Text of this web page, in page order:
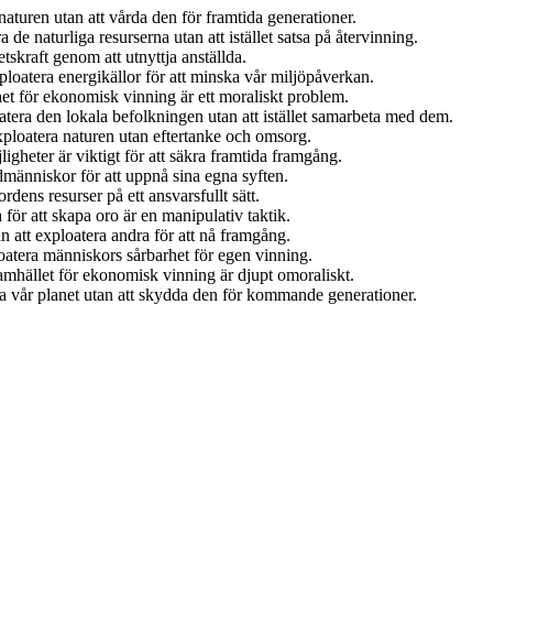
utan att vårda den för framtida generationer.
de naturliga resurserna utan att istället satsa på återvinning.
genom att utnyttja anställda.
energikällor för att minska vår miljöpåverkan.
för ekonomisk vinning är ett moraliskt problem.
den lokala befolkningen utan att istället samarbeta med dem.
naturen utan eftertanke och omsorg.
är viktigt för att säkra framtida framgång.
för att uppnå sina egna syften.
resurser på ett ansvarsfullt sätt.
att skapa oro är en manipulativ taktik.
att exploatera andra för att nå framgång.
människors sårbarhet för egen vinning.
för ekonomisk vinning är djupt omoraliskt.
planet utan att skydda den för kommande generationer.